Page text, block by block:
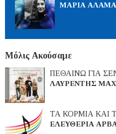
ΜΑΡΙΑ
Μόλις Ακούσαμε
ΠΕΘΑΙΝΩ ΓΙΑ
ΛΑΥΡΕΝΤΗΣ
ΤΑ ΚΟΡΜΙΑ ΚΑΙ
ΕΛΕΥΘΕΡΙΑ